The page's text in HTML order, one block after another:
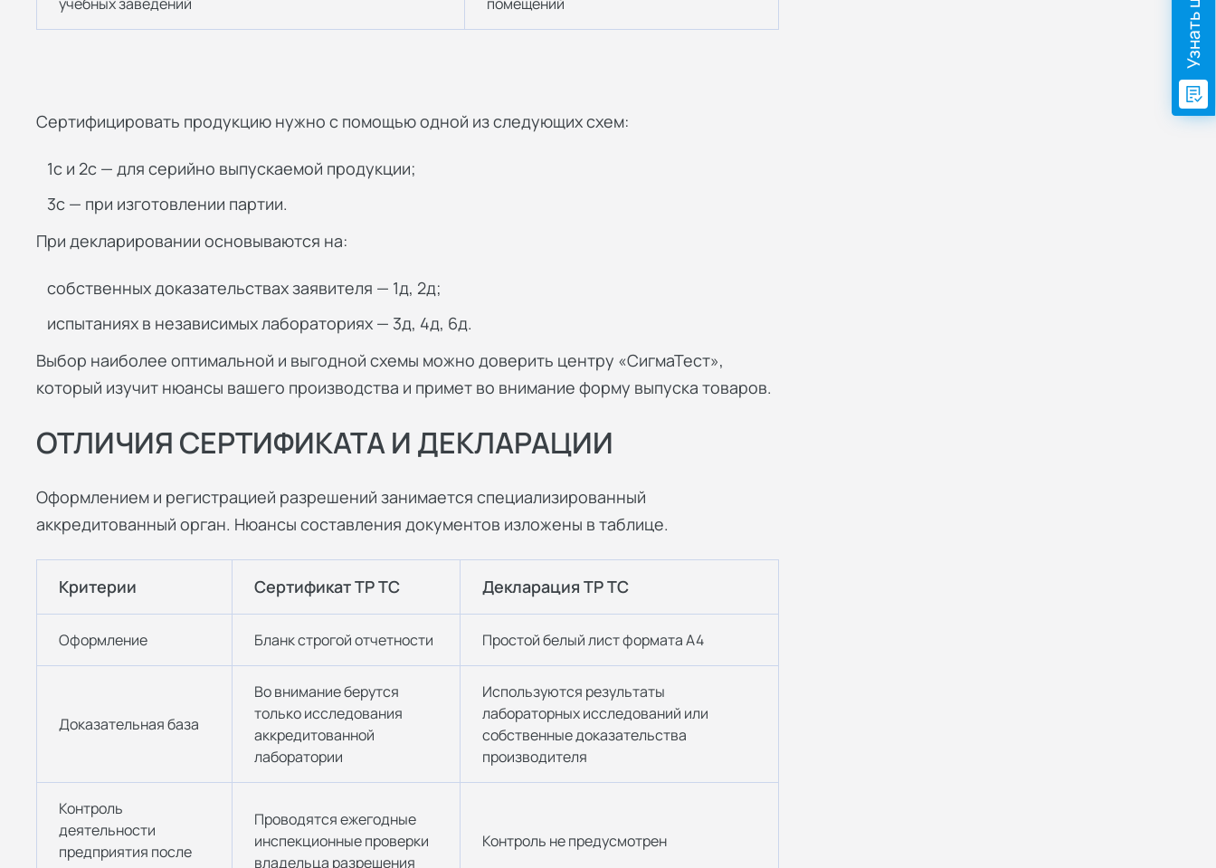
Сертифицировать продукцию нужно с помощью одной из следующих схем:
1с и 2с — для серийно выпускаемой продукции;
3с — при изготовлении партии.
При декларировании основываются на:
собственных доказательствах заявителя — 1д, 2д;
испытаниях в независимых лабораториях — 3д, 4д, 6д.
Выбор наиболее оптимальной и выгодной схемы можно доверить центру «СигмаТест»,
который изучит нюансы вашего производства и примет во внимание форму выпуска товаров.
ОТЛИЧИЯ СЕРТИФИКАТА И ДЕКЛАРАЦИИ
Оформлением и регистрацией разрешений занимается специализированный
аккредитованный орган. Нюансы составления документов изложены в таблице.
Критерии Сертификат ТР ТС Декларация ТР ТС
Оформление Бланк строгой отчетности Простой белый лист формата А4
Доказательная база
Во внимание берутся
только исследования
аккредитованной
лаборатории
Используются результаты
лабораторных исследований или
собственные доказательства
производителя
Контроль
деятельности
предприятия после
Проводятся ежегодные
инспекционные проверки
владельца разрешения
Контроль не предусмотрен